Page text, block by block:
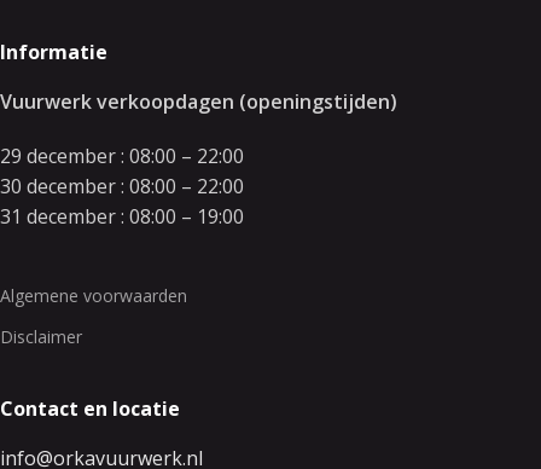
Informatie
Vuurwerk verkoopdagen (openingstijden)
29 december : 08:00 – 22:00
30 december : 08:00 – 22:00
31 december : 08:00 – 19:00
Algemene voorwaarden
Disclaimer
Contact en locatie
info@orkavuurwerk.nl